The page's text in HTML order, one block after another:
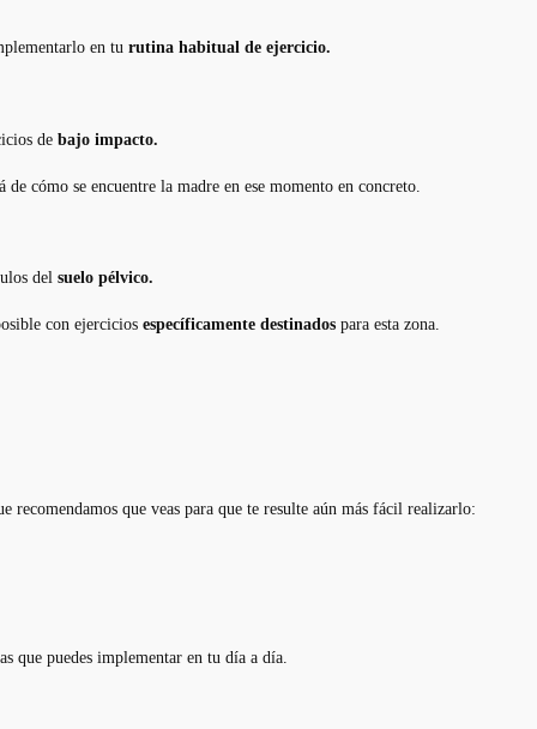
en tu rutina habitual de ejercicio.
de bajo impacto.
cómo se encuentre la madre en ese momento en concreto.
del suelo pélvico.
con ejercicios específicamente destinados para esta zona.
recomendamos que veas para que te resulte aún más fácil realizarlo:
que puedes implementar en tu día a día.